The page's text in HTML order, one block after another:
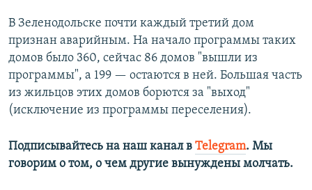
В Зеленодольске почти каждый третий дом
признан аварийным. На начало программы таких
домов было 360, сейчас 86 домов "вышли из
программы", а 199 — остаются в ней. Большая часть
из жильцов этих домов борются за "выход"
(исключение из программы переселения).
Подписывайтесь на наш канал в Telegram. Мы
говорим о том, о чем другие вынуждены молчать.